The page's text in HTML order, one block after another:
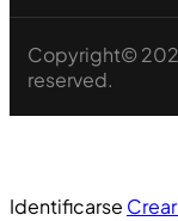
Copyright©
reserved.
Identificarse